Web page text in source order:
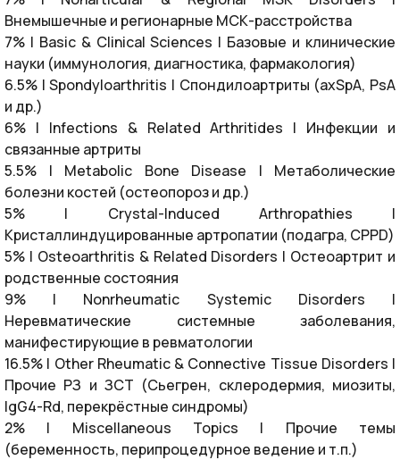
Внемышечные и регионарные МСК-расстройства
7% | Basic & Clinical Sciences | Базовые и клинические
науки (иммунология, диагностика, фармакология)
6.5% | Spondyloarthritis | Спондилоартриты (axSpA, PsA
и др.)
6% | Infections & Related Arthritides | Инфекции и
связанные артриты
5.5% | Metabolic Bone Disease | Метаболические
болезни костей (остеопороз и др.)
5% | Crystal-Induced Arthropathies |
Кристаллиндуцированные артропатии (подагра, CPPD)
5% | Osteoarthritis & Related Disorders | Остеоартрит и
родственные состояния
9% | Nonrheumatic Systemic Disorders |
Неревматические системные заболевания,
манифестирующие в ревматологии
16.5% | Other Rheumatic & Connective Tissue Disorders |
Прочие РЗ и ЗСТ (Сьегрен, склеродермия, миозиты,
IgG4-Rd, перекрёстные синдромы)
2% | Miscellaneous Topics | Прочие темы
(беременность, перипроцедурное ведение и т.п.)